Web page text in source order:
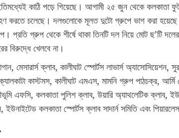
কাঠি পড়ে গিয়েছে। আগামী ২৫ জুন থেকে কলকাতা
করতে চলেছে। দলগুলোকে মূলত দুটো গ্রুপে ভাগ করা
প্রতি গ্রুপ থেকে শীর্ষে থাকা তিনটি দল নিয়ে মোট ছ’টি
বিরুদ্ধে খেলবে না।
মেসারার্স ক্লাব, কালীঘাট স্পোর্টস লাভার্স
ক্যালকাটা কাস্টমস, কালীঘাট এমএস, মামনি গ্রুপ পাঠচক্র,
এফসি, কলকাতা পুলিশ ক্লাব, উয়ারি অ্যাথলেটিক ক্লাব,
কলকাতা স্পোর্টস ক্লাব সাদার্ন সমিতি এবং